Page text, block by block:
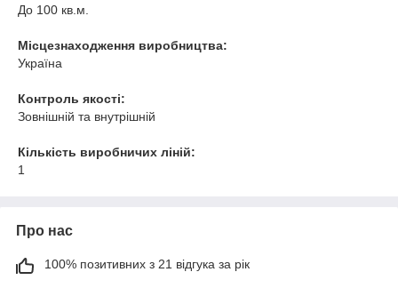
До 100 кв.м.
Місцезнаходження виробництва:
Україна
Контроль якості:
Зовнішній та внутрішній
Кількість виробничих ліній:
1
Про нас
100% позитивних з 21 відгука за рік